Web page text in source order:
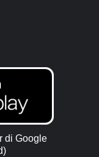
di Google